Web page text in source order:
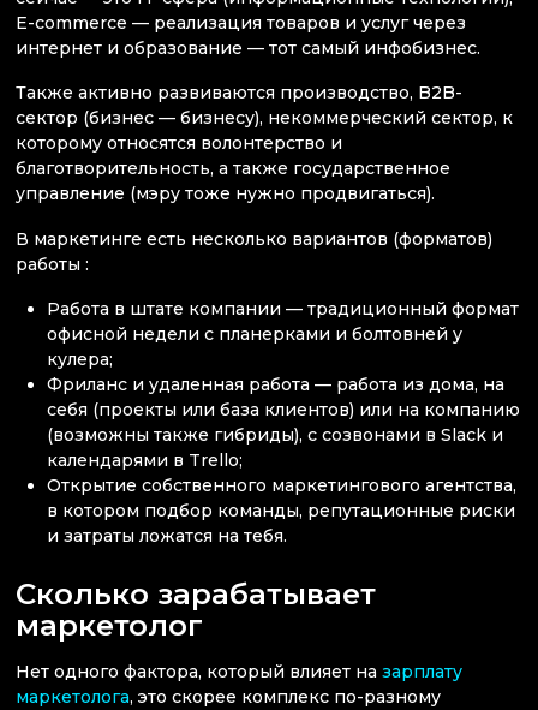
E-commerce — реализация товаров и услуг через
интернет и образование — тот самый инфобизнес.
Также активно развиваются производство, B2B-
сектор (бизнес — бизнесу), некоммерческий сектор, к
которому относятся волонтерство и
благотворительность, а также государственное
управление (мэру тоже нужно продвигаться).
В маркетинге есть несколько вариантов (форматов)
работы :
Работа в штате компании — традиционный формат
офисной недели с планерками и болтовней у
кулера;
Фриланс и удаленная работа — работа из дома, на
себя (проекты или база клиентов) или на компанию
(возможны также гибриды), с созвонами в Slack и
календарями в Trello;
Открытие собственного маркетингового агентства,
в котором подбор команды, репутационные риски
и затраты ложатся на тебя.
Сколько зарабатывает
маркетолог
Нет одного фактора, который влияет на зарплату
маркетолога, это скорее комплекс по-разному